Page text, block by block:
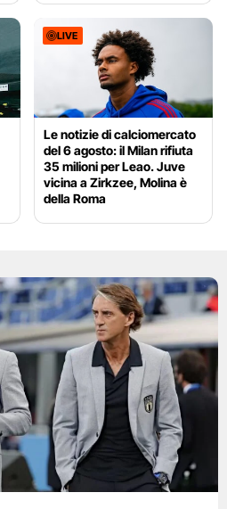
LIVE
Le notizie di calciomercato
del 6 agosto: il Milan rifiuta
35 milioni per Leao. Juve
vicina a Zirkzee, Molina è
della Roma